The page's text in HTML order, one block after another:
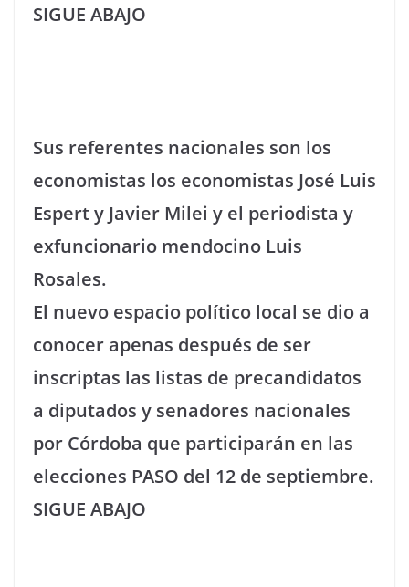
SIGUE ABAJO
Sus referentes nacionales son los
economistas los economistas José Luis
Espert y Javier Milei y el periodista y
exfuncionario mendocino Luis
Rosales.
El nuevo espacio político local se dio a
conocer apenas después de ser
inscriptas las listas de precandidatos
a diputados y senadores nacionales
por Córdoba que participarán en las
elecciones PASO del 12 de septiembre.
SIGUE ABAJO